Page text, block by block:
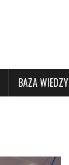
BAZA WIEDZY